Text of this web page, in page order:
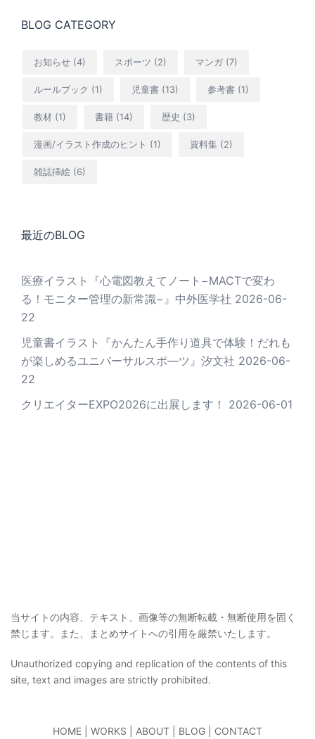
BLOG CATEGORY
お知らせ (4) スポーツ (2) マンガ (7)
ルールブック (1) 児童書 (13) 参考書 (1)
教材 (1) 書籍 (14) 歴史 (3)
漫画/イラスト作成のヒント (1) 資料集 (2)
雑誌挿絵 (6)
最近のBLOG
医療イラスト『心電図教えてノート−MACTで変わ
る！モニター管理の新常識−』中外医学社 2026-06-
22
児童書イラスト『かんたん手作り道具で体験！だれも
が楽しめるユニバーサルスポ―ツ』汐文社 2026-06-
22
クリエイターEXPO2026に出展します！
2026-06-01
当サイトの内容、テキスト、画像等の無断転載・無断使用を固く
禁じます。また、まとめサイトへの引用を厳禁いたします。
Unauthorized copying and replication of the contents of this
site, text and images are strictly prohibited.
HOME WORKS ABOUT BLOG CONTACT